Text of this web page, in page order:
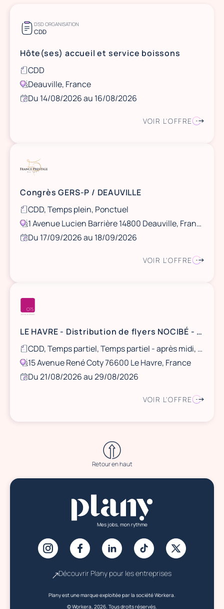
DSD ORGANISATION
CDD
Hôte(ses) accueil et service boissons
CDD
Deauville, France
Du 14/08/2026 au 16/08/2026
VOIR L'OFFRE
Congrès GERS-P / DEAUVILLE
CDD, Temps plein, Ponctuel
1 Avenue Lucien Barrière 14800 Deauville, France
Du 17/09/2026 au 18/09/2026
VOIR L'OFFRE
LE HAVRE - Distribution de flyers NOCIBÉ - 21 et 22 août / 28 et 29 août
CDD, Temps partiel, Temps partiel - après midi, Ponctuel
15 Avenue René Coty 76600 Le Havre, France
Du 21/08/2026 au 29/08/2026
VOIR L'OFFRE
Retour en haut
Mes jobs, mon rythme
Découvrir Plany pour les entreprises
Plany est une marque exploitée par la société Workera.
© Workera, 2026. Tous droits réservés.